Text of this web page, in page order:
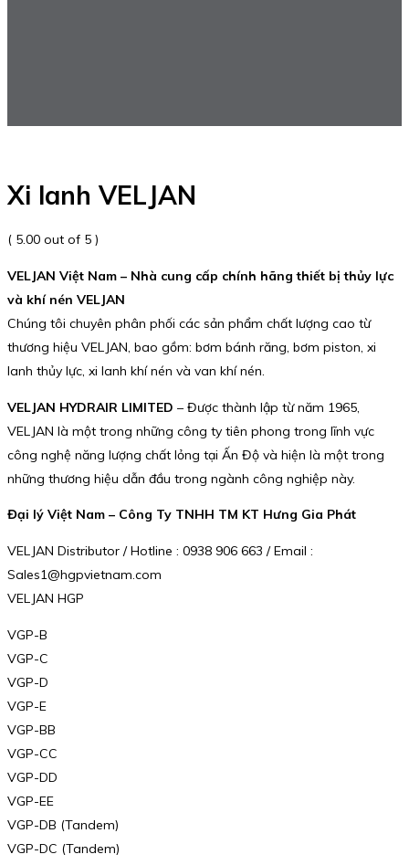
Xi lanh VELJAN
( 5.00 out of 5 )
VELJAN Việt Nam – Nhà cung cấp chính hãng thiết bị thủy lực
và khí nén VELJAN
Chúng tôi chuyên phân phối các sản phẩm chất lượng cao từ
thương hiệu VELJAN, bao gồm: bơm bánh răng, bơm piston, xi
lanh thủy lực, xi lanh khí nén và van khí nén.
VELJAN HYDRAIR LIMITED – Được thành lập từ năm 1965,
VELJAN là một trong những công ty tiên phong trong lĩnh vực
công nghệ năng lượng chất lỏng tại Ấn Độ và hiện là một trong
những thương hiệu dẫn đầu trong ngành công nghiệp này.
Đại lý Việt Nam – Công Ty TNHH TM KT Hưng Gia Phát
VELJAN Distributor / Hotline : 0938 906 663 / Email :
Sales1@hgpvietnam.com
VELJAN HGP
VGP-B
VGP-C
VGP-D
VGP-E
VGP-BB
VGP-CC
VGP-DD
VGP-EE
VGP-DB (Tandem)
VGP-DC (Tandem)